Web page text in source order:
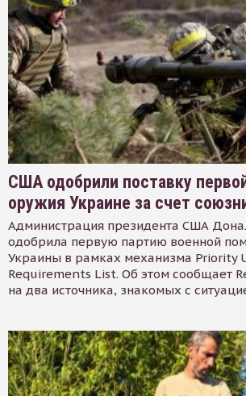
США одобрили поставку
оружия Украине за счет
Администрация президента США
одобрила первую партию военной
Украины в рамках механизма Priority
Requirements List. Об этом сообщает
на два источника, знакомых с